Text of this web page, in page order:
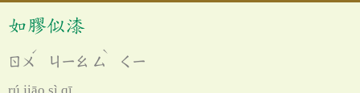
如膠似漆
ㄖㄨ
ˊ
ㄐㄧㄠ ㄙ
ˋ
ㄑㄧ